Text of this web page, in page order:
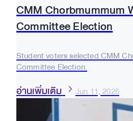
CMM Chorbmummum
Committee Election
Student voters selected CMM
Committee Election.
อ่านเพิ่มเติม Jun 11, 2026